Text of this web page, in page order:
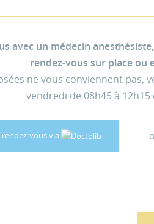
avec un médecin
rendez-vous sur place ou
ne vous conviennent
vendredi de 08h45 à 12h15
vous via